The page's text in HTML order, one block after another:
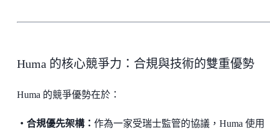
Huma 的核心競爭力：合規與技術的雙重優勢
Huma 的競爭優勢在於：
・合規優先架構： 作為一家受瑞士監管的協議，Huma 使用